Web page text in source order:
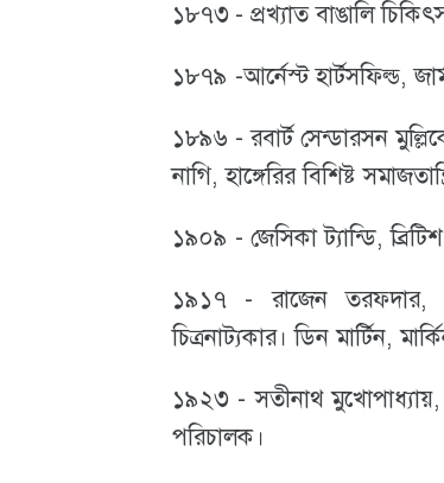
১৮৭৩ - প্রখ্যাত বাঙালি
১৮৭৯ -আর্নেস্ট হার্টসফিল্ড,
১৮৯৬ - রবার্ট সেন্ডারসন
নাগি, হাঙ্গেরির বিশিষ্ট
১৯০৯ - জেসিকা ট্যান্ডি,
১৯১৭ - রাজেন তরফদার,
চিত্রনাট্যকার। ডিন মার্টিন,
১৯২৩ - সতীনাথ মুখোপাধ্যায়,
পরিচালক।